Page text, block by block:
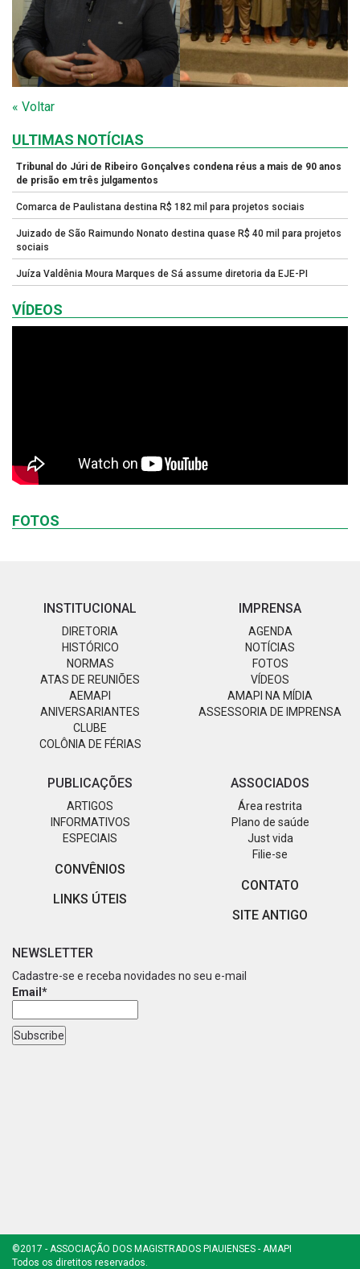
« Voltar
ULTIMAS NOTÍCIAS
Tribunal do Júri de Ribeiro Gonçalves condena réus a mais de 90 anos
de prisão em três julgamentos
Comarca de Paulistana destina R$ 182 mil para projetos sociais
Juizado de São Raimundo Nonato destina quase R$ 40 mil para projetos
sociais
Juíza Valdênia Moura Marques de Sá assume diretoria da EJE-PI
VÍDEOS
FOTOS
INSTITUCIONAL
DIRETORIA
HISTÓRICO
NORMAS
ATAS DE REUNIÕES
AEMAPI
ANIVERSARIANTES
CLUBE
COLÔNIA DE FÉRIAS
IMPRENSA
AGENDA
NOTÍCIAS
FOTOS
VÍDEOS
AMAPI NA MÍDIA
ASSESSORIA DE IMPRENSA
PUBLICAÇÕES
ARTIGOS
INFORMATIVOS
ESPECIAIS
CONVÊNIOS
LINKS ÚTEIS
ASSOCIADOS
Área restrita
Plano de saúde
Just vida
Filie-se
CONTATO
SITE ANTIGO
NEWSLETTER
Cadastre-se e receba novidades no seu e-mail
Email*
©2017 - ASSOCIAÇÃO DOS MAGISTRADOS PIAUIENSES - AMAPI
Todos os diretitos reservados.